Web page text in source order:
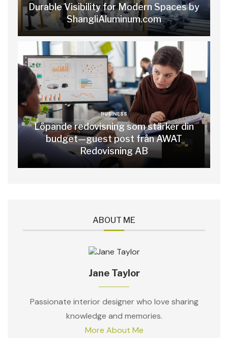
Durable Visibility for Modern Spaces by
ShangliAluminum.com
BUSINESS
Löpande redovisning som stärker din
budget—guest post från AWAT
Redovisning AB
ABOUT ME
Jane Taylor
Passionate interior designer who love sharing
knowledge and memories.
More About Me